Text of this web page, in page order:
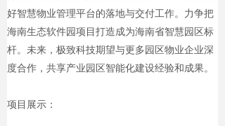
好智慧物业管理平台的落地与交付工作。力争把
海南生态软件园项目打造成为海南省智慧园区标
杆。未来，极致科技期望与更多园区物业企业深
度合作，共享产业园区智能化建设经验和成果。
项目展示：